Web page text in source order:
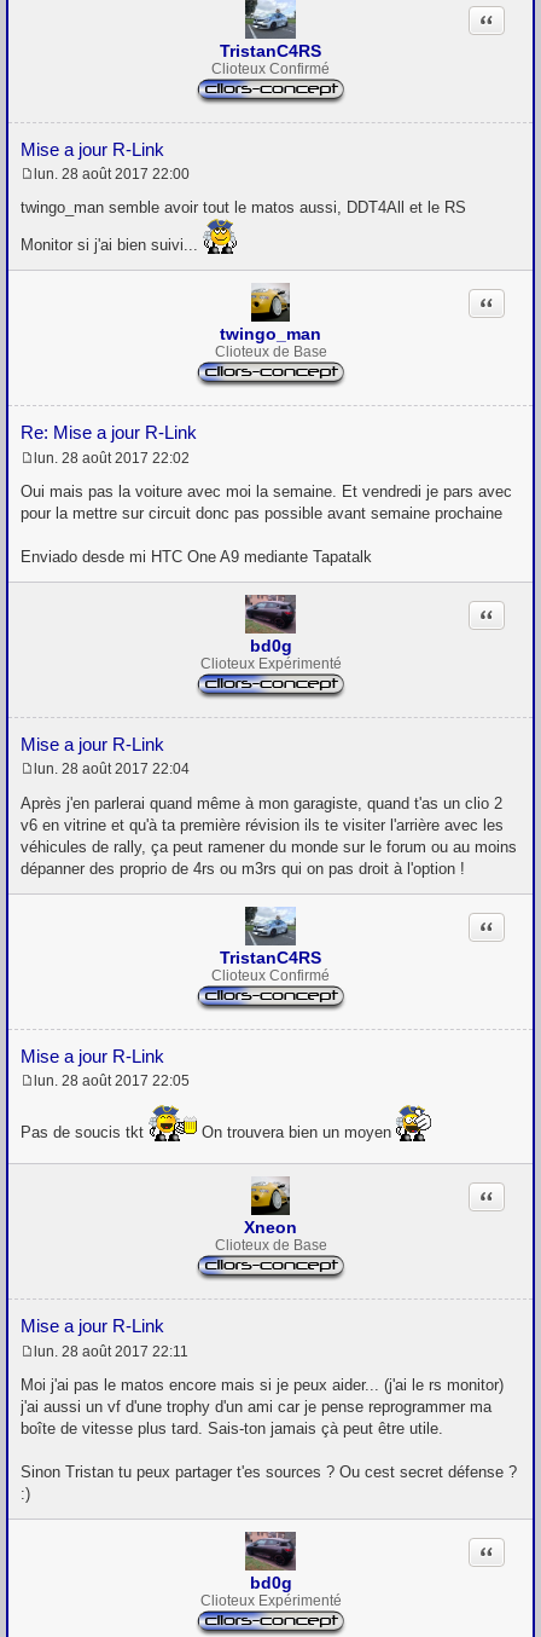
TristanC4RS
Clioteux Confirmé
Mise a jour R-Link
Citation
e
s
a
g
lun. 28 août 2017 22:00
twingo_man semble avoir tout le matos aussi, DDT4All et le RS
Monitor si j'ai bien suivi...
twingo_man
Clioteux de Base
Re: Mise a jour R-Link
Citation
e
s
g
lun. 28 août 2017 22:02
Oui mais pas la voiture avec moi la semaine. Et vendredi je pars avec
pour la mettre sur circuit donc pas possible avant semaine prochaine
Enviado desde mi HTC One A9 mediante Tapatalk
bd0g
Clioteux Expérimenté
Mise a jour R-Link
Citation
e
s
s
a
g
lun. 28 août 2017 22:04
Après j'en parlerai quand même à mon garagiste, quand t'as un clio 2
v6 en vitrine et qu'à ta première révision ils te visiter l'arrière avec les
véhicules de rally, ça peut ramener du monde sur le forum ou au moins
dépanner des proprio de 4rs ou m3rs qui on pas droit à l'option !
TristanC4RS
Clioteux Confirmé
Mise a jour R-Link
Citation
s
a
lun. 28 août 2017 22:05
Pas de soucis tkt On trouvera bien un moyen
Xneon
Clioteux de Base
Mise a jour R-Link
Citation
e
s
s
a
e
lun. 28 août 2017 22:11
Moi j'ai pas le matos encore mais si je peux aider... (j'ai le rs monitor)
j'ai aussi un vf d'une trophy d'un ami car je pense reprogrammer ma
boîte de vitesse plus tard. Sais-ton jamais çà peut être utile.
Sinon Tristan tu peux partager t'es sources ? Ou cest secret défense ?
:)
bd0g
Clioteux Expérimenté
Citation